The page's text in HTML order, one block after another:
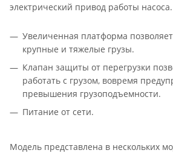
электрический привод работы насоса.
Увеличенная платформа
крупные и тяжелые грузы.
Клапан защиты от перегрузки
работать с грузом, вовремя
превышения грузоподъемности.
Питание от сети.
Модель представлена в нескольких